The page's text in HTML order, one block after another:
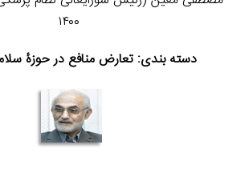
۱۴۰۰
دسته بندی: تعارض منافع در حوزۀ